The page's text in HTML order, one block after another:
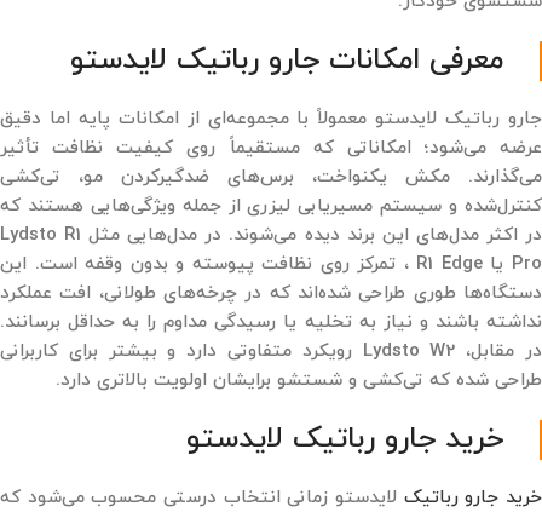
معرفی امکانات جارو رباتیک لایدستو
جارو رباتیک لایدستو معمولاً با مجموعه‌ای از امکانات پایه اما دقیق
عرضه می‌شود؛ امکاناتی که مستقیماً روی کیفیت نظافت تأثیر
می‌گذارند. مکش یکنواخت، برس‌های ضدگیرکردن مو، تی‌کشی
کنترل‌شده و سیستم مسیریابی لیزری از جمله ویژگی‌هایی هستند که
در اکثر مدل‌های این برند دیده می‌شوند. در مدل‌هایی مثل Lydsto R1
Pro یا R1 Edge ، تمرکز روی نظافت پیوسته و بدون وقفه است. این
دستگاه‌ها طوری طراحی شده‌اند که در چرخه‌های طولانی، افت عملکرد
نداشته باشند و نیاز به تخلیه یا رسیدگی مداوم را به حداقل برسانند.
در مقابل، Lydsto W2 رویکرد متفاوتی دارد و بیشتر برای کاربرانی
طراحی شده که تی‌کشی و شستشو برایشان اولویت بالاتری دارد.
خرید جارو رباتیک لایدستو
خرید جارو رباتیک لایدستو زمانی انتخاب درستی محسوب می‌شود که